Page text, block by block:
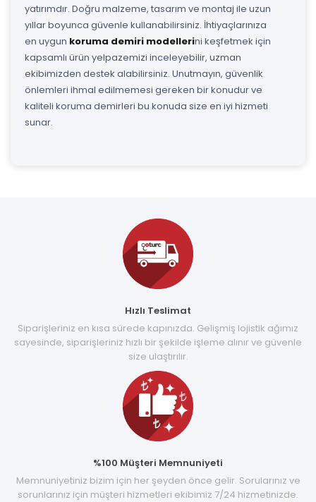
yatırımdır. Doğru malzeme, tasarım ve montaj ile uzun
yıllar boyunca güvenle kullanabilirsiniz. İhtiyaçlarınıza
en uygun koruma demiri modellerini keşfetmek için
kapsamlı ürün yelpazemizi inceleyebilir, uzman
ekibimizden destek alabilirsiniz. Unutmayın, güvenlik
önlemleri ihmal edilmemesi gereken bir konudur ve
kaliteli koruma demirleri bu konuda size en iyi hizmeti
sunar.
Hızlı Teslimat
Siparişleriniz en kısa sürede kapınızda. Gelişmiş lojistik ağımız
sayesinde, siparişleriniz hızlı bir şekilde işleme alınır ve güvenle
size ulaştırılır.
%100 Müşteri Memnuniyeti
Memnuniyetiniz bizim için her şeyden önce gelir. Sorularınız ve
sorunlarınız için müşteri hizmetleri ekibimiz 7/24 hizmetinizde.